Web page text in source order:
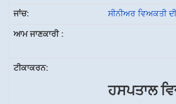
ਸੀਨੀਅਰ ਵਿਅਕਤੀ
ਹਸਪਤਾਲ